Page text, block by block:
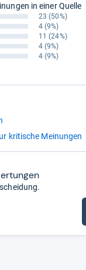
in einer Quelle
23 (50%)
4 (9%)
11 (24%)
4 (9%)
4 (9%)
kritische Meinungen